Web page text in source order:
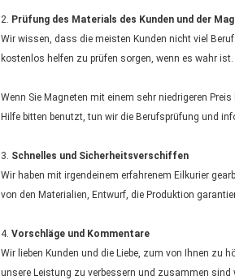
2. Prüfung des Materials des Kunden und der
Wir wissen, dass die meisten Kunden nicht viel
kostenlos helfen zu prüfen sorgen, wenn es wahr ist.
Wenn Sie Magneten mit einem sehr niedrigeren
Hilfe bitten benutzt, tun wir die Berufsprüfung und
3. Schnelles und Sicherheitsverschiffen
Wir haben mit irgendeinem erfahrenem Eilkurier
von den Materialien, Entwurf, die Produktion
4. Vorschläge und Kommentare
Wir lieben Kunden und die Liebe, zum von Ihnen zu
unsere Leistung zu verbessern und zusammen sind